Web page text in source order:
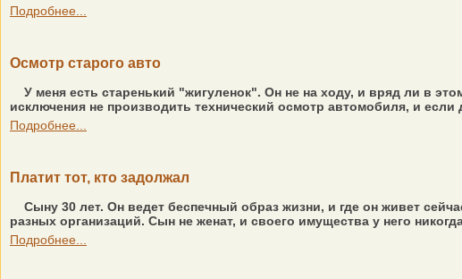
Подробнее...
Осмотр старого авто
У меня есть старенький "жигуленок". Он не на ходу, и вряд ли в
исключения не производить технический осмотр автомобиля, и если
Подробнее...
Платит тот, кто задолжал
Сыну 30 лет. Он ведет беспечный образ жизни, и где он живет
разных организаций. Сын не женат, и своего имущества у него
Подробнее...